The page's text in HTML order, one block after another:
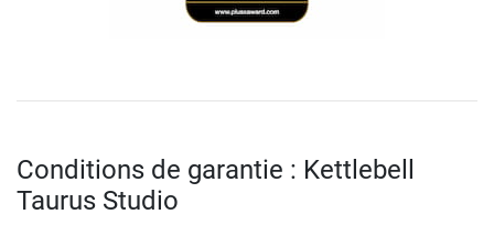
Conditions de garantie : Kettlebell
Taurus Studio